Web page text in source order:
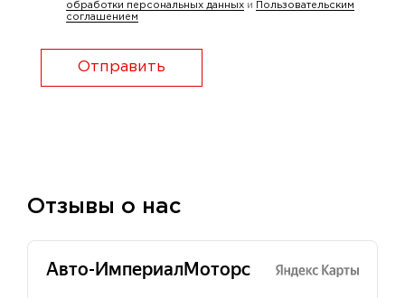
обработки персональных данных и
Пользовательским
соглашением
Отправить
Отзывы о нас